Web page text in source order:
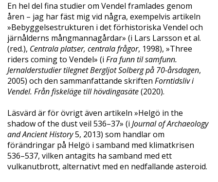
En hel del fina studier om Vendel framlades genom
åren – jag har fäst mig vid några, exempelvis artikeln
»Bebyggelsestrukturen i det förhistoriska Vendel och
järnålderns mångmannagårdar» (i Lars Larsson et al.
(red.), Centralaplatser, centrala frågor, 1998), »Three
riders coming to Vendel» (i Fra funn til samfunn.
Jernalderstudier tilegnetBergljot Solbergpå 70-årsdagen,
2005) och den sammanfattande skriften Forntidslivi
Vendel. Frånfiskelägetillhövdingasäte(2020).
Läsvärd är för övrigt även artikeln »Helgö in the
shadow of the dust veil 536–37» (i Journalof Archaeology
andAncientHistory5, 2013) som handlar om
förändringar på Helgö i samband med klimatkrisen
536–537, vilken antagits ha samband med ett
vulkanutbrott, alternativt med en nedfallande asteroid.